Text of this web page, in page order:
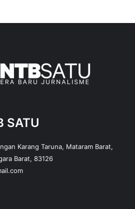
SATU
Karang Taruna, Mataram Barat,
Barat, 83126